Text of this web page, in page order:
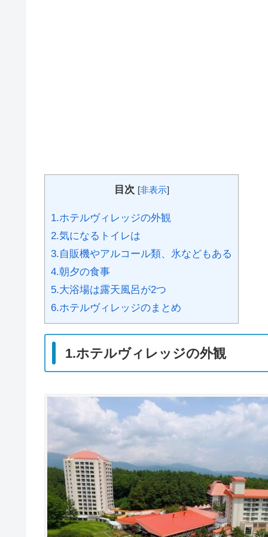
目次 [非表示]
1.ホテルヴィレッジの外観
2.気になるトイレは
3.自販機やアルコール類、氷などもある
4.朝夕の食事
5.大浴場は露天風呂が2つ
6.ホテルヴィレッジのまとめ
1.ホテルヴィレッジの外観